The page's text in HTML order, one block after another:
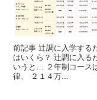
前記事 辻調に入学する
はいくら？ 辻調に入る
いうと… ２年制コース
律、 ２１４万...